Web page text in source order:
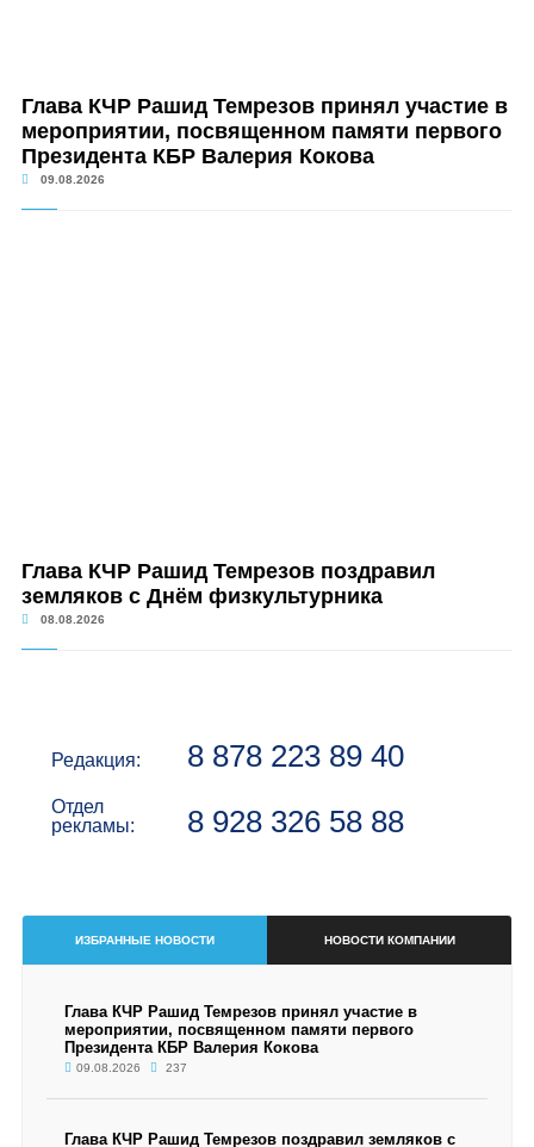
Глава КЧР Рашид Темрезов принял участие в
мероприятии, посвященном памяти первого
Президента КБР Валерия Кокова
09.08.2026
Глава КЧР Рашид Темрезов поздравил
земляков с Днём физкультурника
08.08.2026
Редакция: 8 878 223 89 40
Отдел
рекламы:
8 928 326 58 88
ИЗБРАННЫЕ НОВОСТИ НОВОСТИ КОМПАНИИ
Глава КЧР Рашид Темрезов принял участие в
мероприятии, посвященном памяти первого
Президента КБР Валерия Кокова
09.08.2026 237
Глава КЧР Рашид Темрезов поздравил земляков с